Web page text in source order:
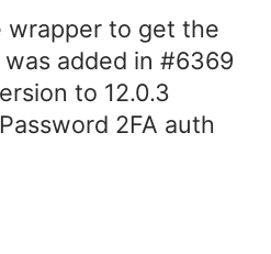
wrapper to get the
added in #6369
to 12.0.3
2FA auth